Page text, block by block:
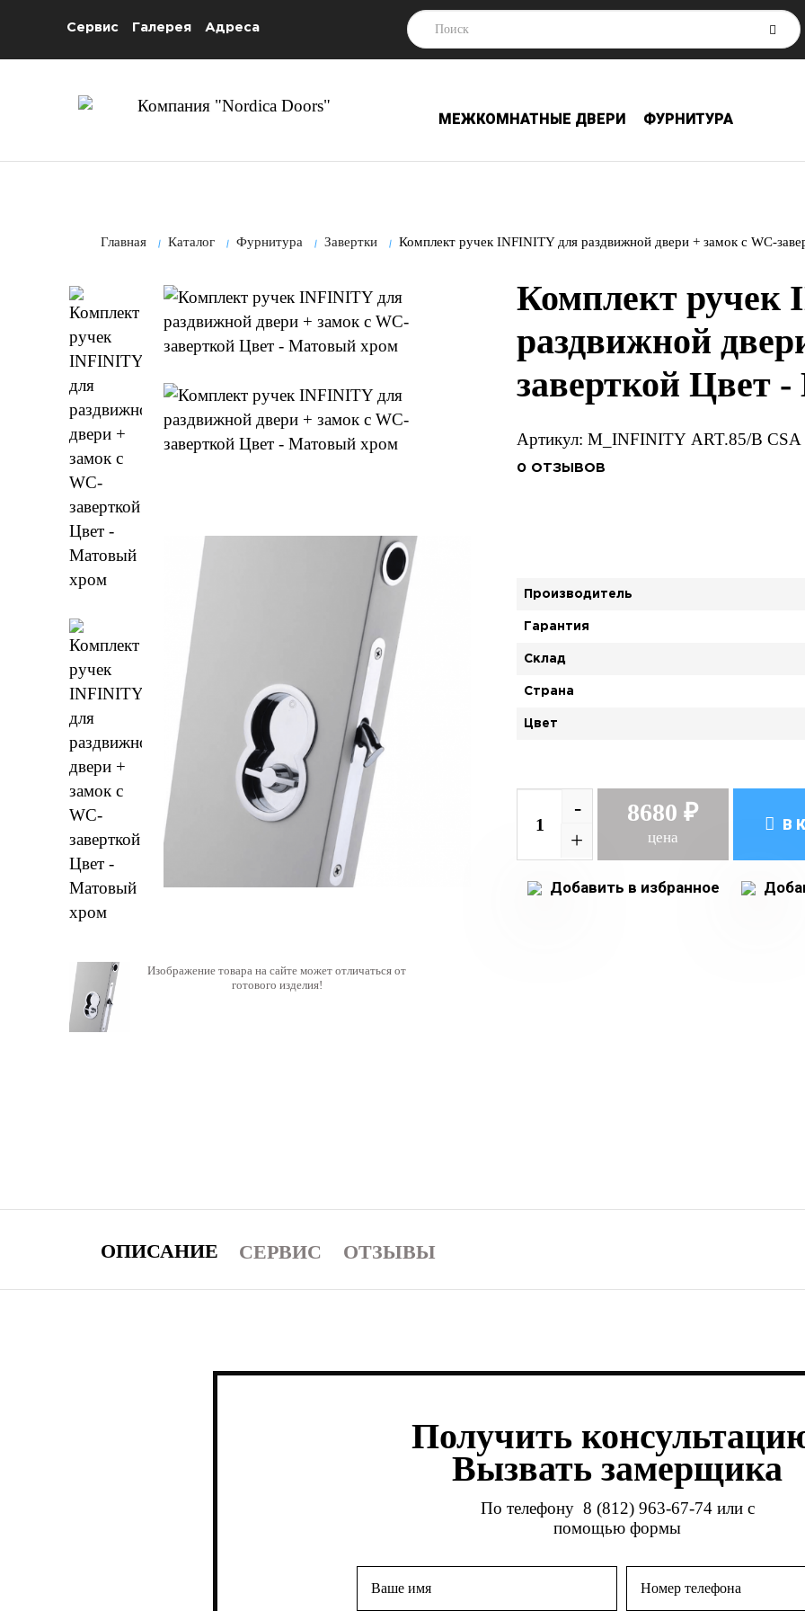
Сервис Галерея Адреса
МЕЖКОМНАТНЫЕ ДВЕРИ ФУРНИТУРА
Главная Каталог Фурнитура Завертки Комплект ручек INFINITY для раздвижной двери + замок с WC-
Изображение товара на сайте может отличаться от
готового изделия!
Комплект ручек
раздвижной
заверткой Цвет
Артикул: M_INFINITY ART.85/B CSA
0 ОТЗЫВОВ
Производитель
Гарантия
Склад
Страна
Цвет
-
+
8680 ₽
цена
В
Добавить в избранное
ОПИСАНИЕ СЕРВИС ОТЗЫВЫ
Получить
Вызвать замерщика
По телефону 8 (812) 963-67-74или с
помощью формы